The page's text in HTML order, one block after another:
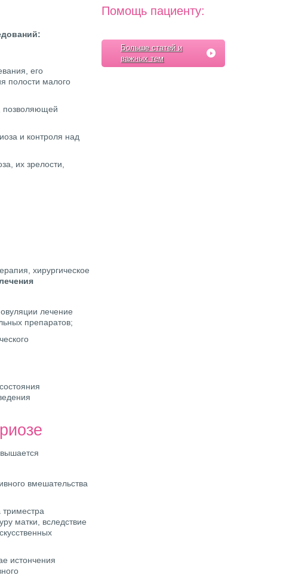
его
полости малого
позволяющей
и контроля над
их зрелости,
хирургическое
лечение
препаратов;
вмешательства
матки, вследствие
истончения
Помощь пациенту:
Больше статей и
важных тем